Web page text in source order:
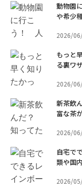
動物園
や希少
2026/
もっと
る裏ワ
2026/
新茶飲
富な茶
2026/
自宅で
類や国
2026/